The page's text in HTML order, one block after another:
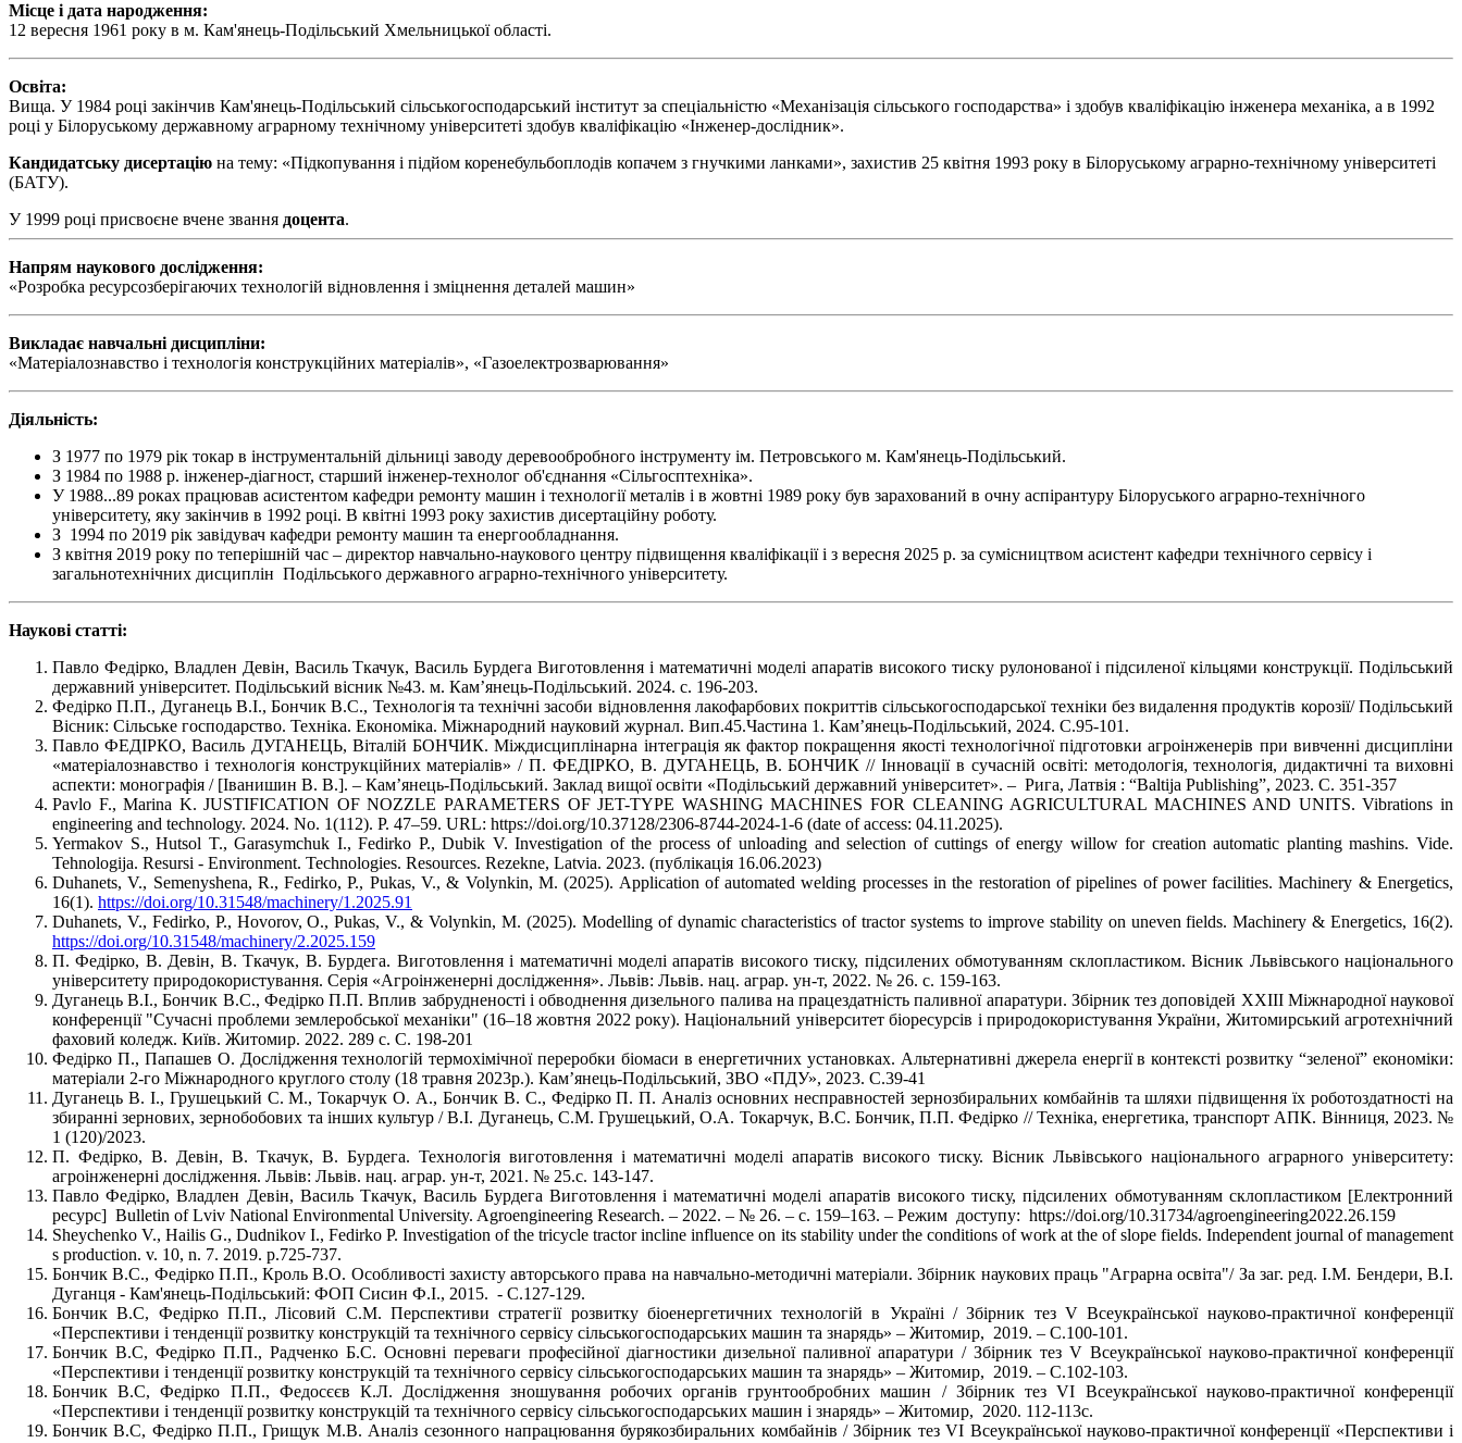
Місце і дата народження:
12 вересня 1961 року в м. Кам'янець-Подільський Хмельницької області.
Освіта:
Вища. У 1984 році закінчив Кам'янець-Подільський сільськогосподарський інститут за спеціальністю «Механізація сільського господарства» і здобув кваліфікацію інженера механіка, а в 1992
році у Білоруському державному аграрному технічному університеті здобув кваліфікацію «Інженер-дослідник».
Кандидатську дисертацію на тему: «Підкопування і підйом коренебульбоплодів копачем з гнучкими ланками», захистив 25 квітня 1993 року в Білоруському аграрно-технічному університеті
(БАТУ).
У 1999 році присвоєне вчене звання доцента.
Напрям наукового дослідження:
«Розробка ресурсозберігаючих технологій відновлення і зміцнення деталей машин»
Викладає навчальні дисципліни:
«Матеріалознавство і технологія конструкційних матеріалів», «Газоелектрозварювання»
Діяльність:
З 1977 по 1979 рік токар в інструментальній дільниці заводу деревообробного інструменту ім. Петровського м. Кам'янець-Подільський.
З 1984 по 1988 р. інженер-діагност, старший інженер-технолог об'єднання «Сільгосптехніка».
У 1988...89 роках працював асистентом кафедри ремонту машин і технології металів і в жовтні 1989 року був зарахований в очну аспірантуру Білоруського аграрно-технічного
університету, яку закінчив в 1992 році. В квітні 1993 року захистив дисертаційну роботу.
З 1994 по 2019 рік завідувач кафедри ремонту машин та енергообладнання.
З квітня 2019 року по теперішній час – директор навчально-наукового центру підвищення кваліфікації і з вересня 2025 р. за сумісництвом асистент кафедри технічного сервісу і
загальнотехнічних дисциплін Подільського державного аграрно-технічного університету.
Наукові статті:
Павло Федірко, Владлен Девін, Василь Ткачук, Василь Бурдега Виготовлення і математичні моделі апаратів високого тиску рулонованої і підсиленої кільцями конструкції. Подільський
державний університет. Подільський вісник №43. м. Кам’янець-Подільський. 2024. с. 196-203.
Федірко П.П., Дуганець В.І., Бончик В.С., Технологія та технічні засоби відновлення лакофарбових покриттів сільськогосподарської техніки без видалення продуктів корозії/ Подільський
Вісник: Сільське господарство. Техніка. Економіка. Міжнародний науковий журнал. Вип.45.Частина 1. Кам’янець-Подільський, 2024. С.95-101.
Павло ФЕДІРКО, Василь ДУГАНЕЦЬ, Віталій БОНЧИК. Міждисциплінарна інтеграція як фактор покращення якості технологічної підготовки агроінженерів при вивченні дисципліни
«матеріалознавство і технологія конструкційних матеріалів» / П. ФЕДІРКО, В. ДУГАНЕЦЬ, В. БОНЧИК // Інновації в сучасній освіті: методологія, технологія, дидактичні та виховні
аспекти: монографія / [Іванишин В. В.]. – Кам’янець-Подільський. Заклад вищої освіти «Подільський державний університет». – Рига, Латвія : “Baltija Publishing”, 2023. С. 351-357
Pavlo F., Marina K. JUSTIFICATION OF NOZZLE PARAMETERS OF JET-TYPE WASHING MACHINES FOR CLEANING AGRICULTURAL MACHINES AND UNITS. Vibrations in
engineering and technology. 2024. No. 1(112). P. 47–59. URL: https://doi.org/10.37128/2306-8744-2024-1-6 (date of access: 04.11.2025).
Yermakov S., Hutsol T., Garasymchuk I., Fedirko P., Dubik V. Investigation of the process of unloading and selection of cuttings of energy willow for creation automatic planting mashins. Vide.
Tehnologija. Resursi - Environment. Technologies. Resources. Rezekne, Latvia. 2023. (публікація 16.06.2023)
Duhanets, V., Semenyshena, R., Fedirko, P., Pukas, V., & Volynkin, M. (2025). Application of automated welding processes in the restoration of pipelines of power facilities. Machinery & Energetics,
16(1). https://doi.org/10.31548/machinery/1.2025.91
Duhanets, V., Fedirko, P., Hovorov, O., Pukas, V., & Volynkin, M. (2025). Modelling of dynamic characteristics of tractor systems to improve stability on uneven fields. Machinery & Energetics, 16(2).
https://doi.org/10.31548/machinery/2.2025.159
П. Федірко, В. Девін, В. Ткачук, В. Бурдега. Виготовлення і математичні моделі апаратів високого тиску, підсилених обмотуванням склопластиком. Вісник Львівського національного
університету природокористування. Серія «Агроінженерні дослідження». Львів: Львів. нац. аграр. ун-т, 2022. № 26. с. 159-163.
Дуганець В.І., Бончик В.С., Федірко П.П. Вплив забрудненості і обводнення дизельного палива на працездатність паливної апаратури. Збірник тез доповідей XХІІІ Міжнародної наукової
конференції "Сучасні проблеми землеробської механіки" (16–18 жовтня 2022 року). Національний університет біоресурсів і природокористування України, Житомирський агротехнічний
фаховий коледж. Київ. Житомир. 2022. 289 с. С. 198-201
Федірко П., Папашев О. Дослідження технологій термохімічної переробки біомаси в енергетичних установках. Альтернативні джерела енергії в контексті розвитку “зеленої” економіки:
матеріали 2-го Міжнародного круглого столу (18 травня 2023р.). Кам’янець-Подільський, ЗВО «ПДУ», 2023. С.39-41
Дуганець В. І., Грушецький С. М., Токарчук О. А., Бончик В. С., Федірко П. П. Аналіз основних несправностей зернозбиральних комбайнів та шляхи підвищення їх роботоздатності на
збиранні зернових, зернобобових та інших культур / В.І. Дуганець, С.М. Грушецький, О.А. Токарчук, В.С. Бончик, П.П. Федірко // Техніка, енергетика, транспорт АПК. Вінниця, 2023. №
1 (120)/2023.
П. Федірко, В. Девін, В. Ткачук, В. Бурдега. Технологія виготовлення і математичні моделі апаратів високого тиску. Вісник Львівського національного аграрного університету:
агроінженерні дослідження. Львів: Львів. нац. аграр. ун-т, 2021. № 25.с. 143-147.
Павло Федірко, Владлен Девін, Василь Ткачук, Василь Бурдега Виготовлення і математичні моделі апаратів високого тиску, підсилених обмотуванням склопластиком [Електронний
ресурс] Bulletin of Lviv National Environmental University. Agroengineering Research. – 2022. – № 26. – с. 159–163. – Режим доступу: https://doi.org/10.31734/agroengineering2022.26.159
Sheychenko V., Hailis G., Dudnikov I., Fedirko P. Investigation of the tricycle tractor incline influence on its stability under the conditions of work at the of slope fields. Independent journal of management
s production. v. 10, n. 7. 2019. p.725-737.
Бончик В.С., Федірко П.П., Кроль В.О. Особливості захисту авторського права на навчально-методичні матеріали. Збірник наукових праць "Аграрна освіта"/ За заг. ред. І.М. Бендери, В.І.
Дуганця - Кам'янець-Подільський: ФОП Сисин Ф.І., 2015. - С.127-129.
Бончик В.С, Федірко П.П., Лісовий С.М. Перспективи стратегії розвитку біоенергетичних технологій в Україні / Збірник тез V Всеукраїнської науково-практичної конференції
«Перспективи і тенденції розвитку конструкцій та технічного сервісу сільськогосподарських машин та знарядь» – Житомир, 2019. – С.100-101.
Бончик В.С, Федірко П.П., Радченко Б.С. Основні переваги професійної діагностики дизельної паливної апаратури / Збірник тез V Всеукраїнської науково-практичної конференції
«Перспективи і тенденції розвитку конструкцій та технічного сервісу сільськогосподарських машин та знарядь» – Житомир, 2019. – С.102-103.
Бончик В.С, Федірко П.П., Федосєєв К.Л. Дослідження зношування робочих органів грунтообробних машин / Збірник тез VІ Всеукраїнської науково-практичної конференції
«Перспективи і тенденції розвитку конструкцій та технічного сервісу сільськогосподарських машин і знарядь» – Житомир, 2020. 112-113с.
Бончик В.С, Федірко П.П., Грищук М.В. Аналіз сезонного напрацювання бурякозбиральних комбайнів / Збірник тез VІ Всеукраїнської науково-практичної конференції «Перспективи і